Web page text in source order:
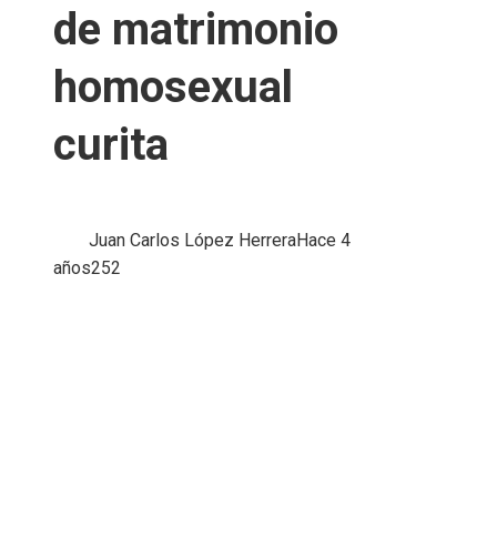
de matrimonio
homosexual
curita
Juan Carlos López HerreraHace 4
años252